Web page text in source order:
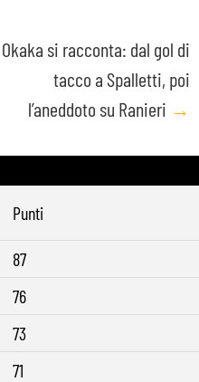
Okaka si racconta: dal gol di
tacco a Spalletti, poi
l’aneddoto su Ranieri →
Punti
87
76
73
71